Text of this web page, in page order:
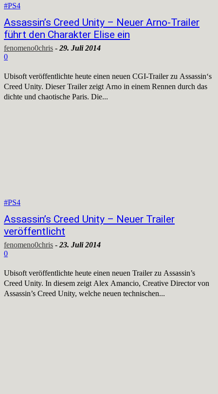
#PS4
Assassin’s Creed Unity – Neuer Arno-Trailer
führt den Charakter Elise ein
fenomeno0chris - 29. Juli 2014
0
Ubisoft veröffentlichte heute einen neuen CGI-Trailer zu Assassin‘s
Creed Unity. Dieser Trailer zeigt Arno in einem Rennen durch das
dichte und chaotische Paris. Die...
#PS4
Assassin’s Creed Unity – Neuer Trailer
veröffentlicht
fenomeno0chris - 23. Juli 2014
0
Ubisoft veröffentlichte heute einen neuen Trailer zu Assassin’s
Creed Unity. In diesem zeigt Alex Amancio, Creative Director von
Assassin’s Creed Unity, welche neuen technischen...